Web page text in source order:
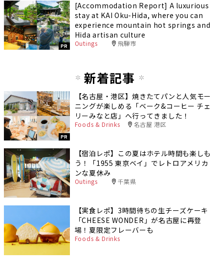
PR
[Accommodation Report] A luxurious
stay at KAI Oku-Hida, where you can
experience mountain hot springs and
Hida artisan culture
Outings 飛騨市
新着記事
PR
【名古屋・港区】焼きたてパンと人気モー
ニングが楽しめる「ベーク&コーヒー チェ
リーみなと店」へ行ってきました！
Foods & Drinks 名古屋 港区
【宿泊レポ】この夏はホテル時間も楽しも
う！「1955 東京ベイ」でレトロアメリカ
ンな夏休み
Outings 千葉県
【実食レポ】3時間待ちの生チーズケーキ
「CHEESE WONDER」が名古屋に再登
場！夏限定フレーバーも
Foods & Drinks